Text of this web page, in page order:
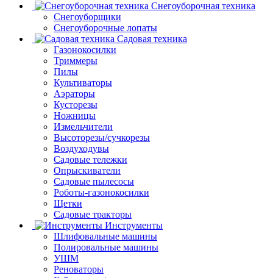
Снегоуборочная техника
Снегоуборщики
Снегоуборочные лопаты
Садовая техника
Газонокосилки
Триммеры
Пилы
Культиваторы
Аэраторы
Кусторезы
Ножницы
Измельчители
Высоторезы/сучкорезы
Воздуходувы
Садовые тележки
Опрыскиватели
Садовые пылесосы
Роботы-газонокосилки
Щетки
Садовые тракторы
Инструменты
Шлифовальные машины
Полировальные машины
УШМ
Реноваторы